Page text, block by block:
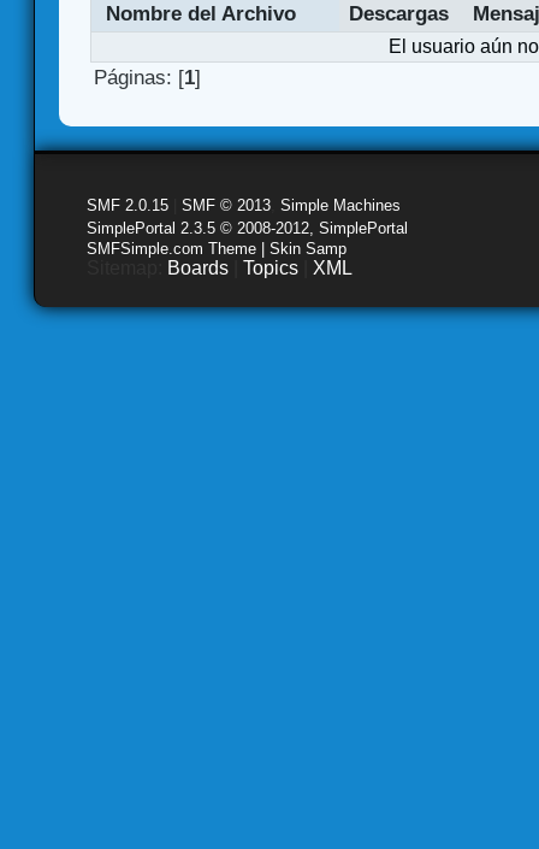
Nombre del Archivo
Descargas
El usuario aún
Páginas: [1]
SMF 2.0.15 SMF © 2013 Simple Machines
SimplePortal 2.3.5 © 2008-2012, SimplePortal
SMFSimple.com Theme | Skin Samp
Boards Topics XML